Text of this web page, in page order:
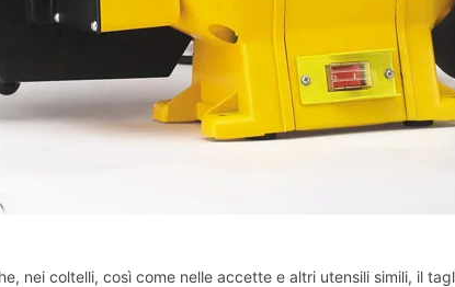
nei coltelli, così come nelle accette e altri utensili simili, il